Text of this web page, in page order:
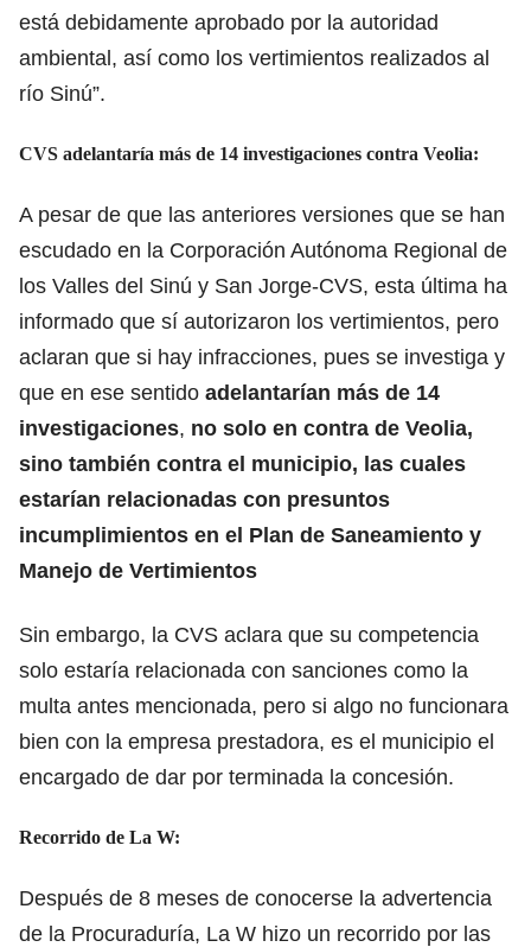
está debidamente aprobado por la autoridad
ambiental, así como los vertimientos realizados al
río Sinú”.
CVS adelantaría más de 14 investigaciones contra Veolia:
A pesar de que las anteriores versiones que se han
escudado en la Corporación Autónoma Regional de
los Valles del Sinú y San Jorge-CVS, esta última ha
informado que sí autorizaron los vertimientos, pero
aclaran que si hay infracciones, pues se investiga y
que en ese sentido adelantarían más de 14
investigaciones, no solo en contra de Veolia,
sino también contra el municipio, las cuales
estarían relacionadas con presuntos
incumplimientos en el Plan de Saneamiento y
Manejo de Vertimientos
Sin embargo, la CVS aclara que su competencia
solo estaría relacionada con sanciones como la
multa antes mencionada, pero si algo no funcionara
bien con la empresa prestadora, es el municipio el
encargado de dar por terminada la concesión.
Recorrido de La W:
Después de 8 meses de conocerse la advertencia
de la Procuraduría, La W hizo un recorrido por las